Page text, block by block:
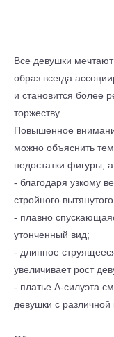
Все девушки
образ всегда
и становится более
торжеству.
Повышенное
можно объяснить
недостатки фигуры,
- благодаря узкому
стройного вытянутого
- плавно
утонченный вид;
- длинное
увеличивает рост
- платье А-силуэта
девушки с различной